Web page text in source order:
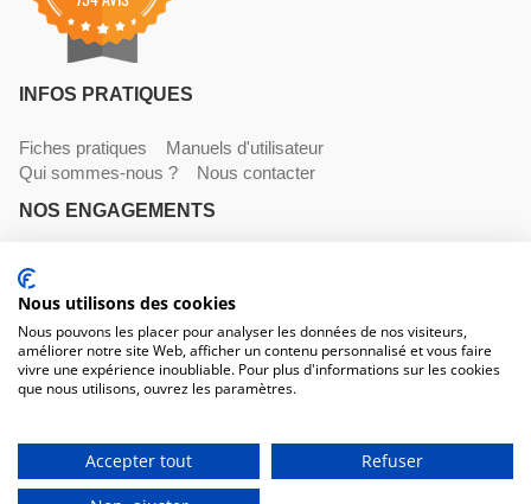
INFOS PRATIQUES
Fiches pratiques
Manuels d'utilisateur
Qui sommes-nous ?
Nous contacter
NOS ENGAGEMENTS
Livraisons
NOS COORDONNÉES
530 avenue du Roucagnier , 34400 Lunel-Viel
04 67 58 38 57
Du lundi au vendredi, 8h00 - 12h00 / 13h45 à 17h30
Nous utilisons des cookies
Nous pouvons les placer pour analyser les données de nos visiteurs,
améliorer notre site Web, afficher un contenu personnalisé et vous faire
vivre une expérience inoubliable. Pour plus d'informations sur les cookies
que nous utilisons, ouvrez les paramètres.
Accepter tout
Refuser